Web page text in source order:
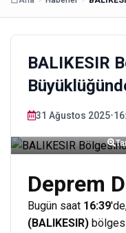
BALIKESIR
31 Ağustos 2025•
Deprem
Bugün saat 16:39
(BALIKESIR)